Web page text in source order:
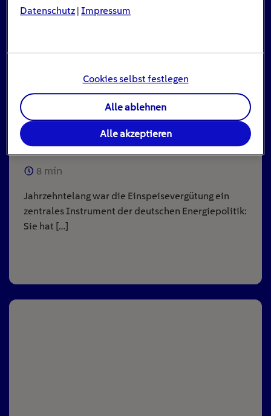
Einspeisevergütung für Photovoltaik-
Anlagen
8 min
Jahrzehntelang war die Einspeisevergütung ein
zentrales Instrument der deutschen Energiepolitik:
Sie hat […]
Datenschutz |Impressum
Cookies selbst festlegen
Alle ablehnen
Alle akzeptieren